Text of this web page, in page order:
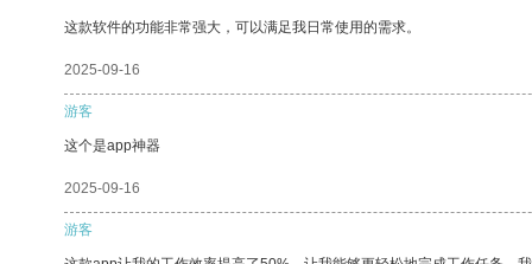
这款软件的功能非常强大，可以满足我日常使用的需求。
2025-09-16
游客
这个是app神器
2025-09-16
游客